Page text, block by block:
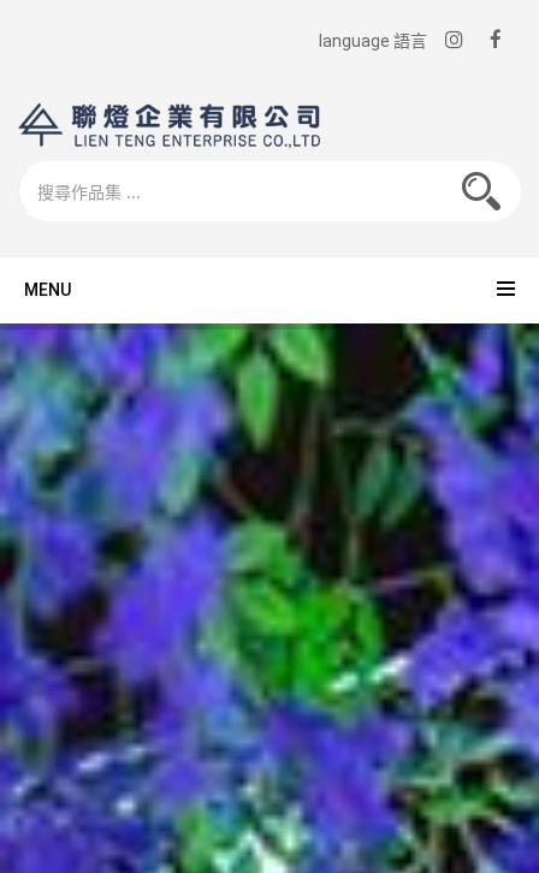
language 語言
MENU